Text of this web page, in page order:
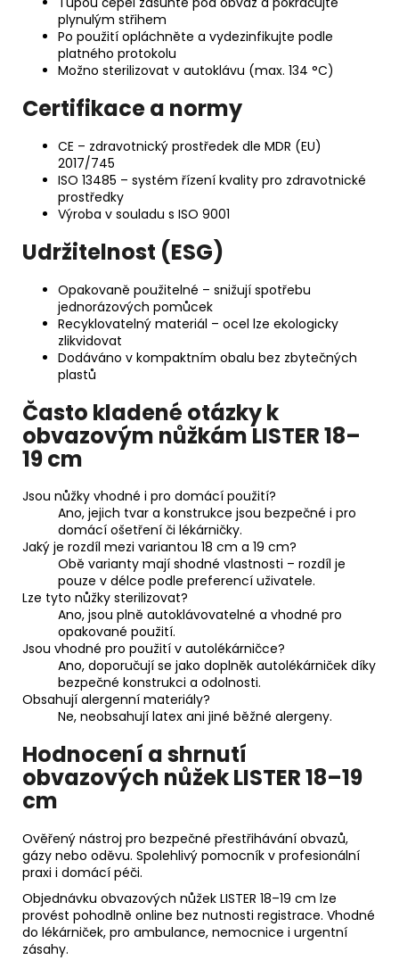
plynulým střihem
Po použití opláchněte a vydezinfikujte podle
platného protokolu
Možno sterilizovat v autoklávu (max. 134 °C)
Certifikace a normy
CE – zdravotnický prostředek dle MDR (EU)
2017/745
ISO 13485 – systém řízení kvality pro zdravotnické
prostředky
Výroba v souladu s ISO 9001
Udržitelnost (ESG)
Opakovaně použitelné – snižují spotřebu
jednorázových pomůcek
Recyklovatelný materiál – ocel lze ekologicky
zlikvidovat
Dodáváno v kompaktním obalu bez zbytečných
plastů
Často kladené otázky k
obvazovým nůžkám LISTER 18–
19 cm
Jsou nůžky vhodné i pro domácí použití?
Ano, jejich tvar a konstrukce jsou bezpečné i pro
domácí ošetření či lékárničky.
Jaký je rozdíl mezi variantou 18 cm a 19 cm?
Obě varianty mají shodné vlastnosti – rozdíl je
pouze v délce podle preferencí uživatele.
Lze tyto nůžky sterilizovat?
Ano, jsou plně autoklávovatelné a vhodné pro
opakované použití.
Jsou vhodné pro použití v autolékárničce?
Ano, doporučují se jako doplněk autolékárniček díky
bezpečné konstrukci a odolnosti.
Obsahují alergenní materiály?
Ne, neobsahují latex ani jiné běžné alergeny.
Hodnocení a shrnutí
obvazových nůžek LISTER 18–19
cm
Ověřený nástroj pro bezpečné přestřihávání obvazů,
gázy nebo oděvu. Spolehlivý pomocník v profesionální
praxi i domácí péči.
Objednávku obvazových nůžek LISTER 18–19 cm lze
provést pohodlně online bez nutnosti registrace. Vhodné
do lékárniček, pro ambulance, nemocnice i urgentní
zásahy.